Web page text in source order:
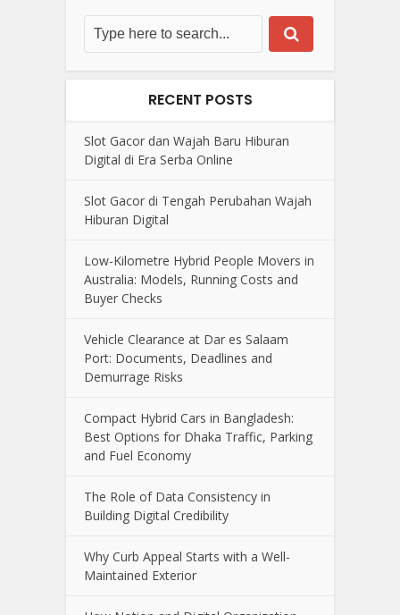
RECENT POSTS
Slot Gacor dan Wajah Baru Hiburan
Digital di Era Serba Online
Slot Gacor di Tengah Perubahan Wajah
Hiburan Digital
Low-Kilometre Hybrid People Movers in
Australia: Models, Running Costs and
Buyer Checks
Vehicle Clearance at Dar es Salaam
Port: Documents, Deadlines and
Demurrage Risks
Compact Hybrid Cars in Bangladesh:
Best Options for Dhaka Traffic, Parking
and Fuel Economy
The Role of Data Consistency in
Building Digital Credibility
Why Curb Appeal Starts with a Well-
Maintained Exterior